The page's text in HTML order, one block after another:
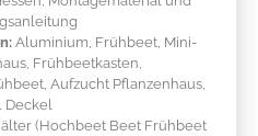
Aluminium , Frühbeet, Mini-
Frühbeetkasten,
Aufzucht Pflanzenhaus,
Deckel
(Hochbeet Beet Frühbeet